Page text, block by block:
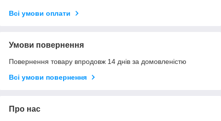
Всі умови оплати
Умови повернення
Повернення товару впродовж 14 днів за домовленістю
Всі умови повернення
Про нас